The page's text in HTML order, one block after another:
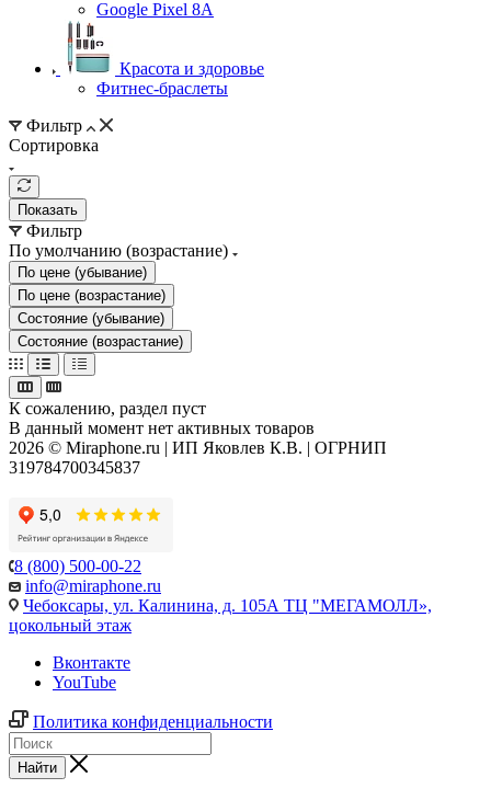
Google Pixel 8A
Красота и здоровье
Фитнес-браслеты
Фильтр
Сортировка
Показать
Фильтр
По умолчанию (возрастание)
По цене (убывание)
По цене (возрастание)
Состояние (убывание)
Состояние (возрастание)
К сожалению, раздел пуст
В данный момент нет активных товаров
2026 © Miraphone.ru | ИП Яковлев К.В. | ОГРНИП
319784700345837
8 (800) 500-00-22
info@miraphone.ru
Чебоксары, ул. Калинина, д. 105А ТЦ "МЕГАМОЛЛ»,
цокольный этаж
Вконтакте
YouTube
Политика конфиденциальности
Найти